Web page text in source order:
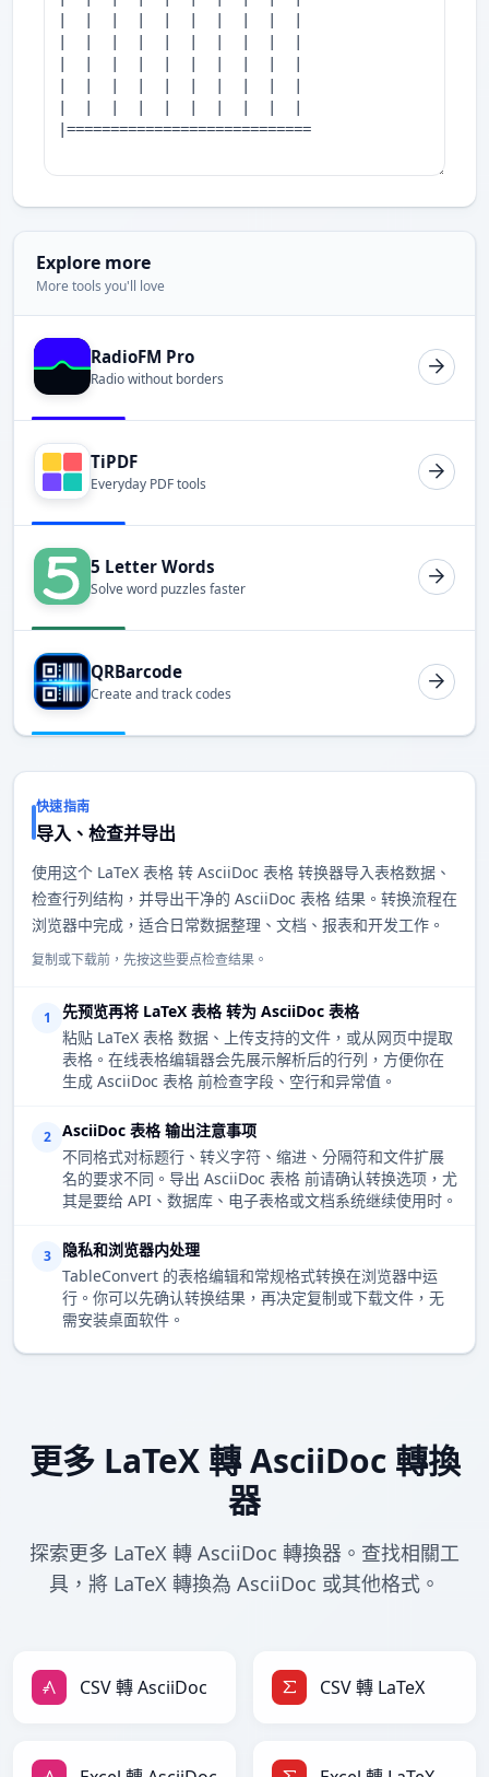
Explore more
More tools you'll love
RadioFM Pro
Radio without borders
TiPDF
Everyday PDF tools
5 Letter Words
Solve word puzzles faster
QRBarcode
Create and track codes
快速指南
导入、检查并导出
使用这个 LaTeX 表格 转 AsciiDoc 表格 转换器导入表格数据、
检查行列结构，并导出干净的 AsciiDoc 表格 结果。转换流程在
浏览器中完成，适合日常数据整理、文档、报表和开发工作。
复制或下载前，先按这些要点检查结果。
1
先预览再将 LaTeX 表格 转为 AsciiDoc 表格
粘贴 LaTeX 表格 数据、上传支持的文件，或从网页中提取
表格。在线表格编辑器会先展示解析后的行列，方便你在
生成 AsciiDoc 表格 前检查字段、空行和异常值。
2
AsciiDoc 表格 输出注意事项
不同格式对标题行、转义字符、缩进、分隔符和文件扩展
名的要求不同。导出 AsciiDoc 表格 前请确认转换选项，尤
其是要给 API、数据库、电子表格或文档系统继续使用时。
3
隐私和浏览器内处理
TableConvert 的表格编辑和常规格式转换在浏览器中运
行。你可以先确认转换结果，再决定复制或下载文件，无
需安装桌面软件。
更多 LaTeX 轉 AsciiDoc 轉換
器
探索更多 LaTeX 轉 AsciiDoc 轉換器。查找相關工
具，將 LaTeX 轉換為 AsciiDoc 或其他格式。
CSV 轉 AsciiDoc CSV 轉 LaTeX